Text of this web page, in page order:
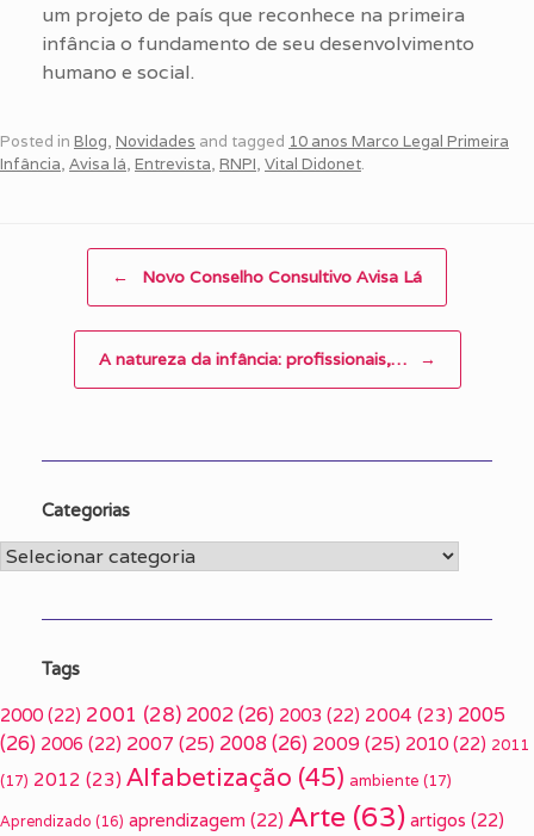
um projeto de país que reconhece na primeira
infância o fundamento de seu desenvolvimento
humano e social.
Posted in Blog, Novidades and tagged 10 anos Marco Legal Primeira
Infância, Avisa lá, Entrevista, RNPI, Vital Didonet.
Post navigation
← Novo Conselho Consultivo Avisa Lá
A natureza da infância: profissionais,… →
Categorias
Categorias
Tags
2000 (22) 2001 (28) 2002(26) 2003 (22) 2004 (23) 2005
(26) 2006 (22) 2007 (25) 2008(26) 2009(25) 2010 (22) 2011
(17) 2012 (23) Alfabetização (45) ambiente (17)
Aprendizado (16) aprendizagem (22) Arte (63) artigos (22)